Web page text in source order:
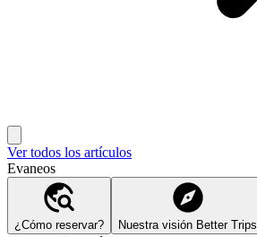
Ver todos los artículos
Evaneos
¿Cómo reservar? Nuestra visión Better Trips